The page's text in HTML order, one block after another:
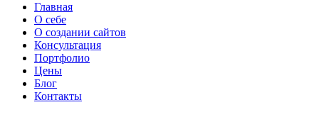
Главная
О себе
О создании сайтов
Консультация
Портфолио
Цены
Блог
Контакты